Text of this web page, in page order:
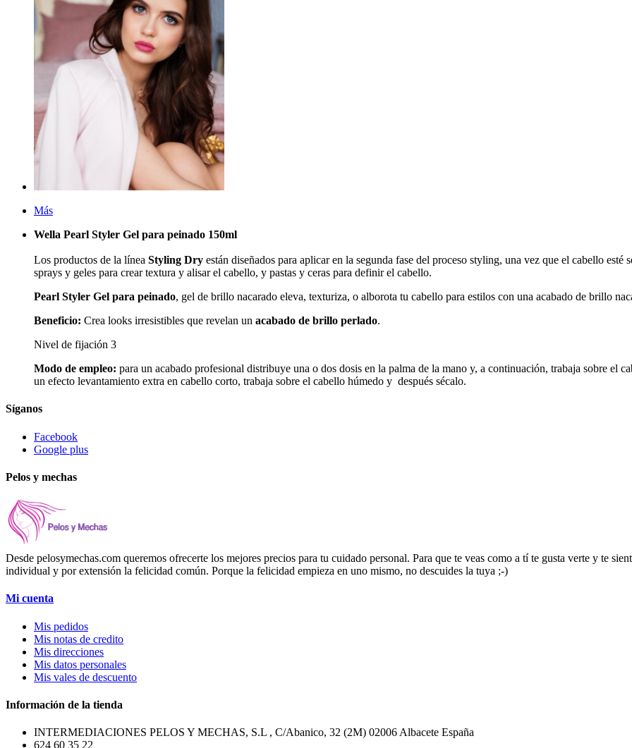
Más
Wella Pearl Styler Gel para peinado 150ml
Los productos de la línea Styling Dry están diseñados para aplicar en la segunda fase del proceso styling, una vez que el cabello
sprays y geles para crear textura y alisar el cabello, y pastas y ceras para definir el cabello.
Pearl Styler Gel para peinado, gel de brillo nacarado eleva, texturiza, o alborota tu cabello para estilos con una acabado de brillo
Beneficio: Crea looks irresistibles que revelan un acabado de brillo perlado.
Nivel de fijación 3
Modo de empleo: para un acabado profesional distribuye una o dos dosis en la palma de la mano y, a continuación, trabaja sobre el
un efecto levantamiento extra en cabello corto, trabaja sobre el cabello húmedo y después sécalo.
Síganos
Facebook
Google plus
Pelos y mechas
Desde pelosymechas.com queremos ofrecerte los mejores precios para tu cuidado personal. Para que te veas como a tí te gusta verte y te
individual y por extensión la felicidad común. Porque la felicidad empieza en uno mismo, no descuides la tuya ;-)
Mi cuenta
Mis pedidos
Mis notas de credito
Mis direcciones
Mis datos personales
Mis vales de descuento
Información de la tienda
INTERMEDIACIONES PELOS Y MECHAS, S.L , C/Abanico, 32 (2M) 02006 Albacete España
624 60 35 22